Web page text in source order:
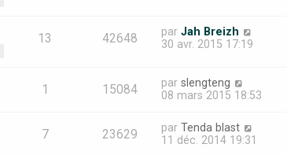
13 42648 par Jah Breizh
30 avr. 2015 17:19
1 15084 par slengteng
08 mars 2015 18:53
7 23629 par Tenda blast
11 déc. 2014 19:31